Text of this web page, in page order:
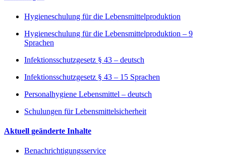
Hygieneschulung für die Lebensmittelproduktion
Hygieneschulung für die Lebensmittelproduktion – 9
Sprachen
Infektionsschutzgesetz § 43 – deutsch
Infektionsschutzgesetz § 43 – 15 Sprachen
Personalhygiene Lebensmittel – deutsch
Schulungen für Lebensmittelsicherheit
Aktuell geänderte Inhalte
Benachrichtigungsservice